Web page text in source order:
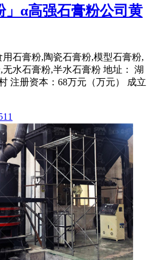
」α高强石膏粉公司黄
石膏粉,陶瓷石膏粉,模型石膏粉,
水石膏粉,半水石膏粉 地址： 湖
注册资本：68万元（万元） 成立